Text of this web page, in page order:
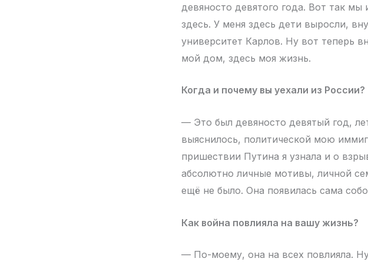
девяносто девятого года. Вот так
здесь. У меня здесь дети выросли,
университет Карлов. Ну вот теперь
мой дом, здесь моя жизнь.
Когда и почему вы уехали из России?
— Это был девяносто девятый год,
выяснилось, политической мою
пришествии Путина я узнала и о
абсолютно личные мотивы, личной
ещё не было. Она появилась сама
Как война повлияла на вашу жизнь?
— По-моему, она на всех повлияла.